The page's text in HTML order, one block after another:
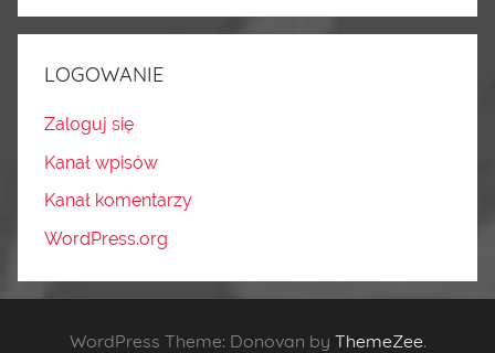
LOGOWANIE
Zaloguj się
Kanał wpisów
Kanał komentarzy
WordPress.org
WordPress Theme: Donovan by ThemeZee.